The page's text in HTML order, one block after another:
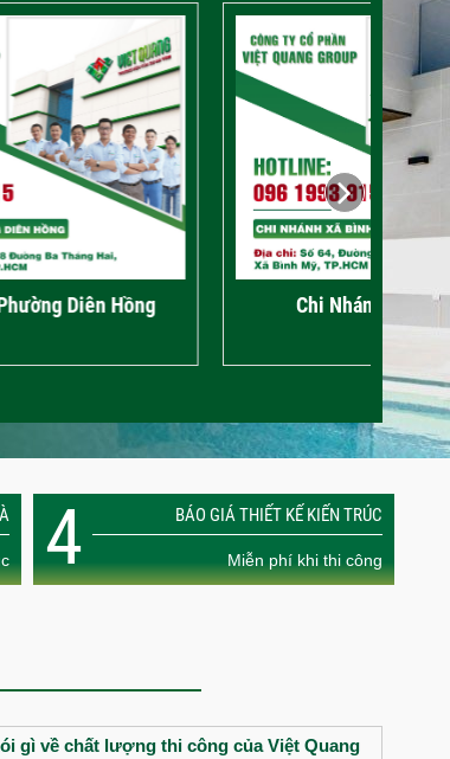
Chi Nhánh Xã Bình Mỹ
4 BÁO GIÁ THIẾT KẾ KIẾN TRÚC
Miễn phí khi thi công
gì về chất lượng thi công của Việt Quang